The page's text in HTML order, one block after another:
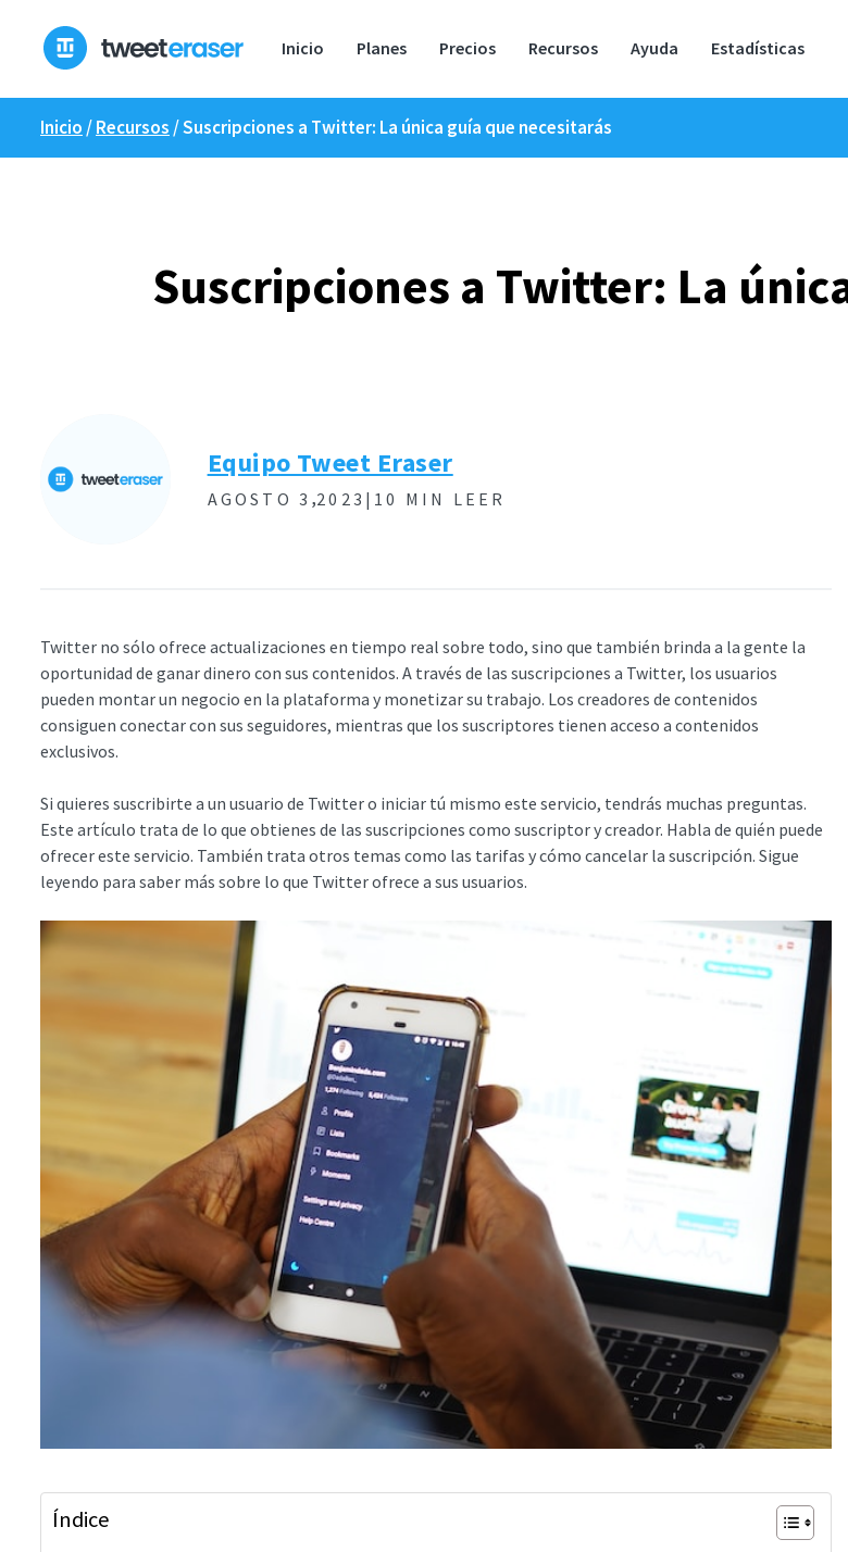
contenido
Inicio Planes Precios Recursos Ayuda Estadísticas
Inicio /Recursos /Suscripciones a Twitter: La única guía que necesitarás
Suscripciones a Twitter: La
Equipo Tweet Eraser
AGOSTO 3 ,2023| 10 MIN LEER
Twitter no sólo ofrece actualizaciones en tiempo real sobre todo, sino que también brinda a la gente la
oportunidad de ganar dinero con sus contenidos. A través de las suscripciones a Twitter, los usuarios
pueden montar un negocio en la plataforma y monetizar su trabajo. Los creadores de contenidos
consiguen conectar con sus seguidores, mientras que los suscriptores tienen acceso a contenidos
exclusivos.
Si quieres suscribirte a un usuario de Twitter o iniciar tú mismo este servicio, tendrás muchas preguntas.
Este artículo trata de lo que obtienes de las suscripciones como suscriptor y creador. Habla de quién puede
ofrecer este servicio. También trata otros temas como las tarifas y cómo cancelar la suscripción. Sigue
leyendo para saber más sobre lo que Twitter ofrece a sus usuarios.
Índice